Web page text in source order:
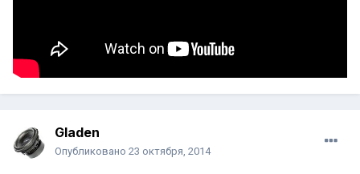
Gladen
Опубликовано 23 октября, 2014